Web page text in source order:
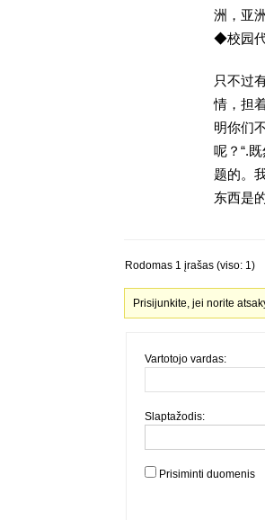
洲，亚
◆校园
只不过
情，担
明你们
呢？“.
题的。
东西是
Rodomas 1 įrašas (viso: 1)
Prisijunkite, jei norite
Vartotojo vardas:
Slaptažodis:
Prisiminti duomenis